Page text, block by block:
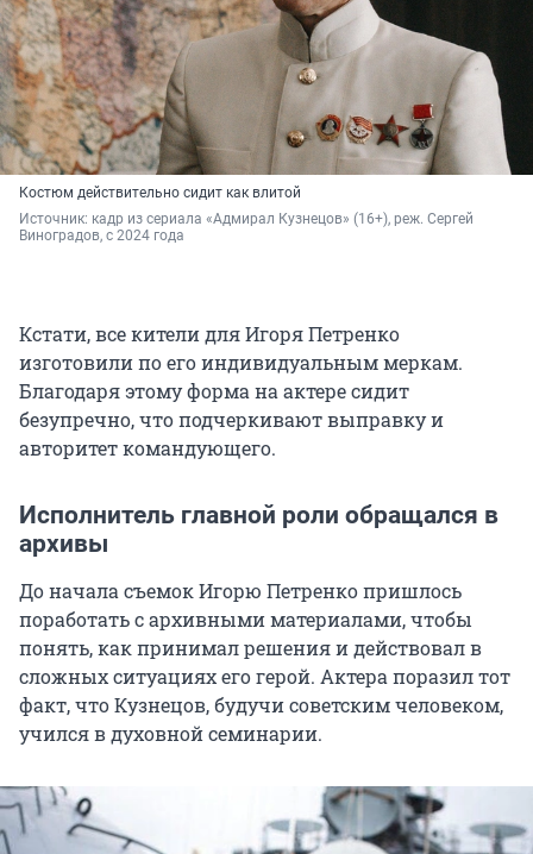
Костюм действительно сидит как влитой
Источник: кадр из сериала «Адмирал Кузнецов» (16+), реж. Сергей
Виноградов, с 2024 года
Кстати, все кители для Игоря Петренко
изготовили по его индивидуальным меркам.
Благодаря этому форма на актере сидит
безупречно, что подчеркивают выправку и
авторитет командующего.
Исполнитель главной роли обращался в
архивы
До начала съемок Игорю Петренко пришлось
поработать с архивными материалами, чтобы
понять, как принимал решения и действовал в
сложных ситуациях его герой. Актера поразил тот
факт, что Кузнецов, будучи советским человеком,
учился в духовной семинарии.